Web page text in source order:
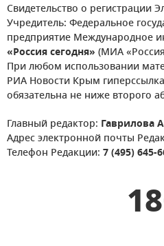
Свидетельство о регистрации
Учредитель: Федеральное
предприятие Международное
«Россия сегодня» (МИА
При любом использовании
РИА Новости Крым
обязательна не ниже второго
Главный редактор: Гаврилова
Адрес электронной почты
Телефон Редакции: 7 (495) 645-